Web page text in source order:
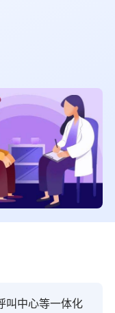
叫中心等一体化